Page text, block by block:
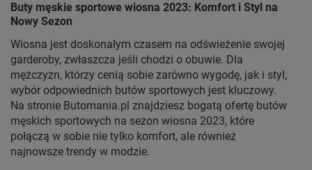
Buty męskie sportowe wiosna 2023: Komfort i Styl na
Nowy Sezon
Wiosna jest doskonałym czasem na odświeżenie swojej
garderoby, zwłaszcza jeśli chodzi o obuwie. Dla
mężczyzn, którzy cenią sobie zarówno wygodę, jak i styl,
wybór odpowiednich butów sportowych jest kluczowy.
Na stronie Butomania.pl znajdziesz bogatą ofertę butów
męskich sportowych na sezon wiosna 2023, które
połączą w sobie nie tylko komfort, ale również
najnowsze trendy w modzie.